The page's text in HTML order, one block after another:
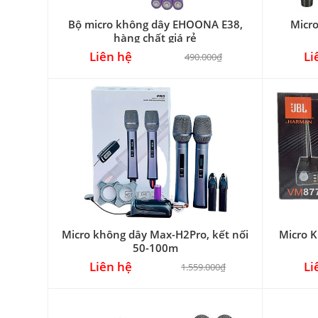
Bộ micro không dây EHOONA E38,
hàng chất giá rẻ
Liên hệ 490.000₫
Micro không dây Max-H2Pro, kết nối
50-100m
Liên hệ 1.559.000₫
Micro